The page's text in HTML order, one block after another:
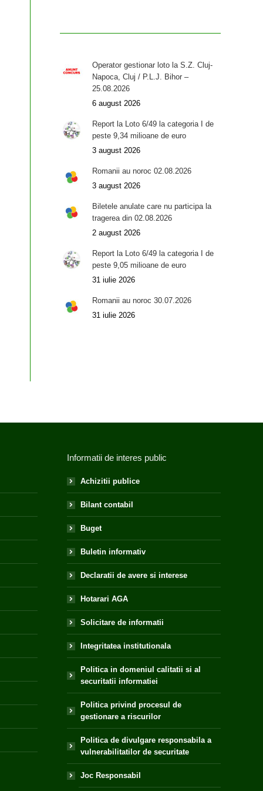
Operator gestionar loto la S.Z. Cluj-
Napoca, Cluj / P.L.J. Bihor –
25.08.2026
6 august 2026
Report la Loto 6/49 la categoria I de
peste 9,34 milioane de euro
3 august 2026
Romanii au noroc 02.08.2026
3 august 2026
Biletele anulate care nu participa la
tragerea din 02.08.2026
2 august 2026
Report la Loto 6/49 la categoria I de
peste 9,05 milioane de euro
31 iulie 2026
Romanii au noroc 30.07.2026
31 iulie 2026
Informatii de interes public
Achizitii publice
Bilant contabil
Buget
Buletin informativ
Declaratii de avere si interese
Hotarari AGA
Solicitare de informatii
Integritatea institutionala
Politica in domeniul calitatii si al
securitatii informatiei
Politica privind procesul de
gestionare a riscurilor
Politica de divulgare responsabila a
vulnerabilitatilor de securitate
Joc Responsabil